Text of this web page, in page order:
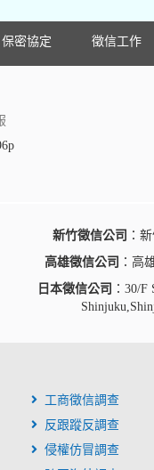
保密協定 徵信工作
新竹徵信公司 ：
高雄徵信公司 ：高
日本徵信公司 ：30/
工商徵信調查
反跟蹤反調查
侵權仿冒調查